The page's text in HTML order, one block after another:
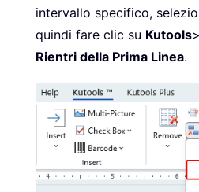
intervallo specifico,
quindi fare clic su Kutools>
Rientri della Prima Linea.